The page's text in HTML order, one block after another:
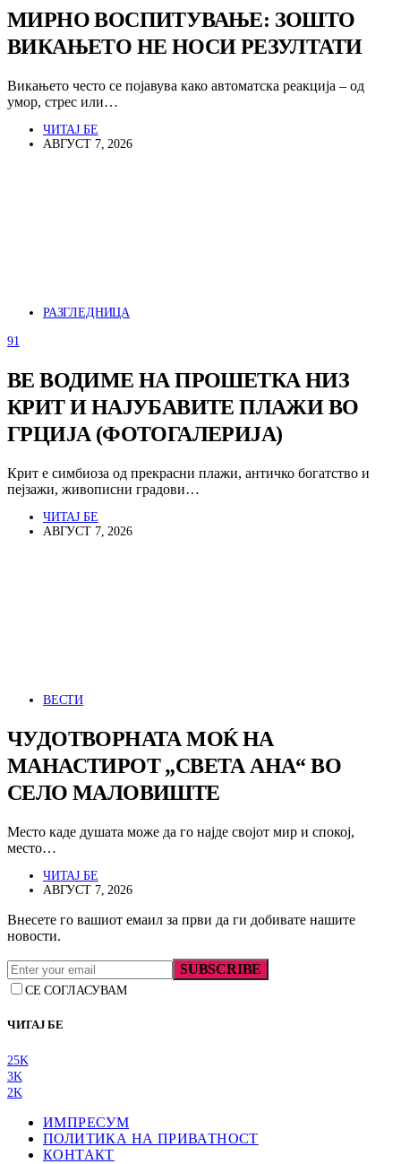
МИРНО ВОСПИТУВАЊЕ: ЗОШТО
ВИКАЊЕТО НЕ НОСИ РЕЗУЛТАТИ
Викањето често се појавува како автоматска реакција – од
умор, стрес или…
ЧИТАЈ БЕ
АВГУСТ 7, 2026
РАЗГЛЕДНИЦА
91
ВЕ ВОДИМЕ НА ПРОШЕТКА НИЗ
КРИТ И НАЈУБАВИТЕ ПЛАЖИ ВО
ГРЦИЈА (ФОТОГАЛЕРИЈА)
Крит е симбиоза од прекрасни плажи, античко богатство и
пејзажи, живописни градови…
ЧИТАЈ БЕ
АВГУСТ 7, 2026
ВЕСТИ
ЧУДОТВОРНАТА МОЌ НА
МАНАСТИРОТ „СВЕТА АНА“ ВО
СЕЛО МАЛОВИШТЕ
Место каде душата може да го најде својот мир и спокој,
место…
ЧИТАЈ БЕ
АВГУСТ 7, 2026
Внесете го вашиот емаил за први да ги добивате нашите
новости.
SUBSCRIBE
СЕ СОГЛАСУВАМ
ЧИТАЈ БЕ
25K
3K
2K
ИМПРЕСУМ
ПОЛИТИКА НА ПРИВАТНОСТ
КОНТАКТ